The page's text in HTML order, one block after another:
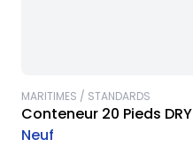
MARITIMES / STANDARDS
Conteneur 20 Pieds DRY
Neuf